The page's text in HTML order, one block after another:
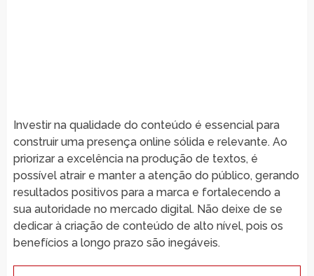
Investir na qualidade do conteúdo é essencial para
construir uma presença online sólida e relevante. Ao
priorizar a excelência na produção de textos, é
possível atrair e manter a atenção do público, gerando
resultados positivos para a marca e fortalecendo a
sua autoridade no mercado digital. Não deixe de se
dedicar à criação de conteúdo de alto nível, pois os
benefícios a longo prazo são inegáveis.